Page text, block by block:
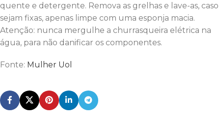
quente e detergente. Remova as grelhas e lave-as, caso
sejam fixas, apenas limpe com uma esponja macia.
Atenção: nunca mergulhe a churrasqueira elétrica na
água, para não danificar os componentes.
Fonte: Mulher Uol